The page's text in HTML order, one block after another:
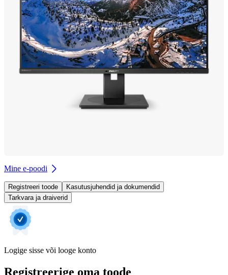
Mine e-poodi
Registreeri toode
Kasutusjuhendid ja dokumendid
Tarkvara ja draiverid
Logige sisse või looge konto
Registreerige oma toode